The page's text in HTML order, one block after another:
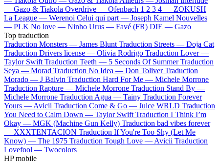
— Gazo & Tiakola Overdrive — Ofenbach 1 2 3 4 — ZOKUSH
La League — Werenoi Celui qui part — Joseph Kamel Nouvelles
— PLK No love — Ninho Urus — Favé (FR) DIE — Gazo
Top traduction
Traduction Monsters — James Blunt Traduction Streets — Doja Cat
Traduction Drivers license — Olivia Rodrigo Traduction Lover —
Taylor Swift Traduction Teeth — 5 Seconds Of Summer Traduction
Seya — Morad Traduction No Idea — Don Toliver Traduction
Morado — J Balvin Traduction Hard For Me — Michele Morrone
Traduction Rapture — Michele Morrone Traduction Stand By —
Michele Morrone Traduction Agua — Tainy Traduction Forever
Yours — Avicii Traduction Come & Go — Juice WRLD Traduction
You Need to Calm Down — Taylor Swift Traduction I Think I’m
Okay — MGK (Machine Gun Kelly) Traduction bad vibes forever
— XXXTENTACION Traduction If You're Too Shy (Let Me
Know) — The 1975 Traduction Tough Love — Avicii Traduction
Lovefool — Twocolors
HP mobile